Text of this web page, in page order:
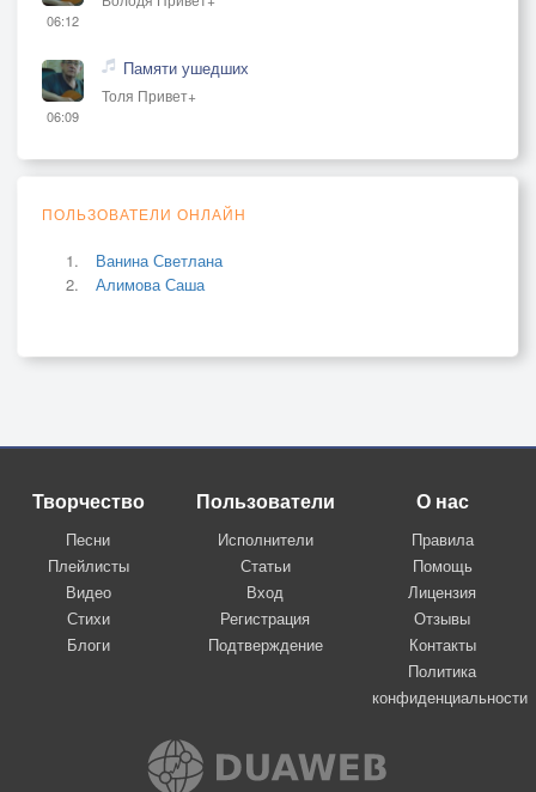
06:12
06:09
Памяти ушедших
Толя Привет+
ПОЛЬЗОВАТЕЛИ ОНЛАЙН
Ванина Светлана
Алимова Саша
Творчество
Песни
Плейлисты
Видео
Стихи
Блоги
Пользователи
Исполнители
Статьи
Вход
Регистрация
Подтверждение
О нас
Правила
Помощь
Лицензия
Отзывы
Контакты
Политика
конфиденциальности